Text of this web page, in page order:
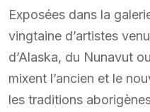
Exposées dans la
vingtaine d’artistes
d’Alaska, du Nunavut
mixent l’ancien et le
les traditions